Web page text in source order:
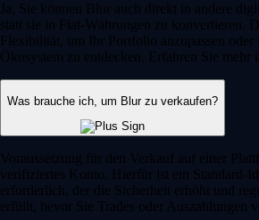
Ja, Sie können Blur auch direkt in andere
statt sie in Fiat-Währungen zu konvertieren.
Flexibilität, um Ihr Portfolio anzupassen
Ökosystem zu entdecken. Erfahren Sie mehr
Was brauche ich, um Blur zu verkaufen?
Voraussetzung für den Verkauf auf einer
verifiziertes Konto. Hierfür ist ein Standard-
erforderlich, der die Sicherheit erhöht und
erfüllt, bevor Sie Trades oder Auszahlungen